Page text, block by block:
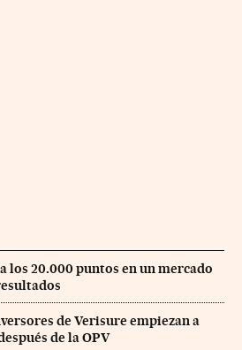
los 20.000 puntos en un mercado
de Verisure empiezan a
de la OPV